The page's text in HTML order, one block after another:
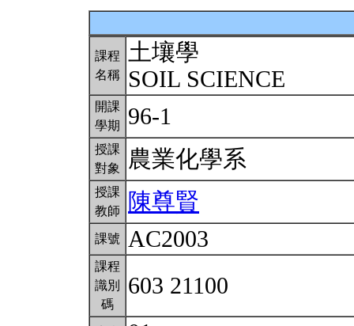
課程
名稱
土壤學
SOIL SCIENCE
開課
學期
96-1
授課
對象
農業化學系
授課
教師
陳尊賢
課號 AC2003
課程
識別
碼
603 21100